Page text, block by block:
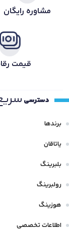
مشاوره رایگان
قیمت
دسترسی
برندها
یاتاقان
بلبرینگ
رولبرینگ
هوزینگ
اطلاعات تخصصی